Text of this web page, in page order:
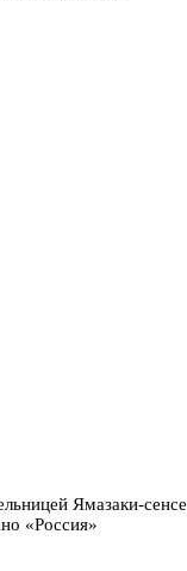
Ямазаки-
«Россия»